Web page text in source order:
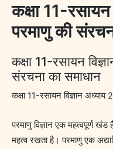
कक्षा 11-रसायन
परमाणु की
कक्षा 11-रसायन
संरचना का समाधान
कक्षा 11-रसायन विज्ञान
परमाणु विज्ञान एक महत्वपूर्ण खंड
महत्व रखता है। परमाणु एक